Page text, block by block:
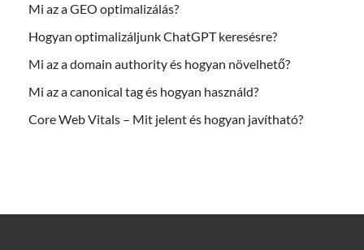
Mi az a GEO optimalizálás?
Hogyan optimalizáljunk ChatGPT keresésre?
Mi az a domain authority és hogyan növelhető?
Mi az a canonical tag és hogyan használd?
Core Web Vitals – Mit jelent és hogyan javítható?